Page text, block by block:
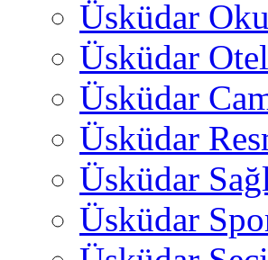
Üsküdar
Üsküdar
Üsküdar
Üsküdar
Üsküdar
Üsküdar